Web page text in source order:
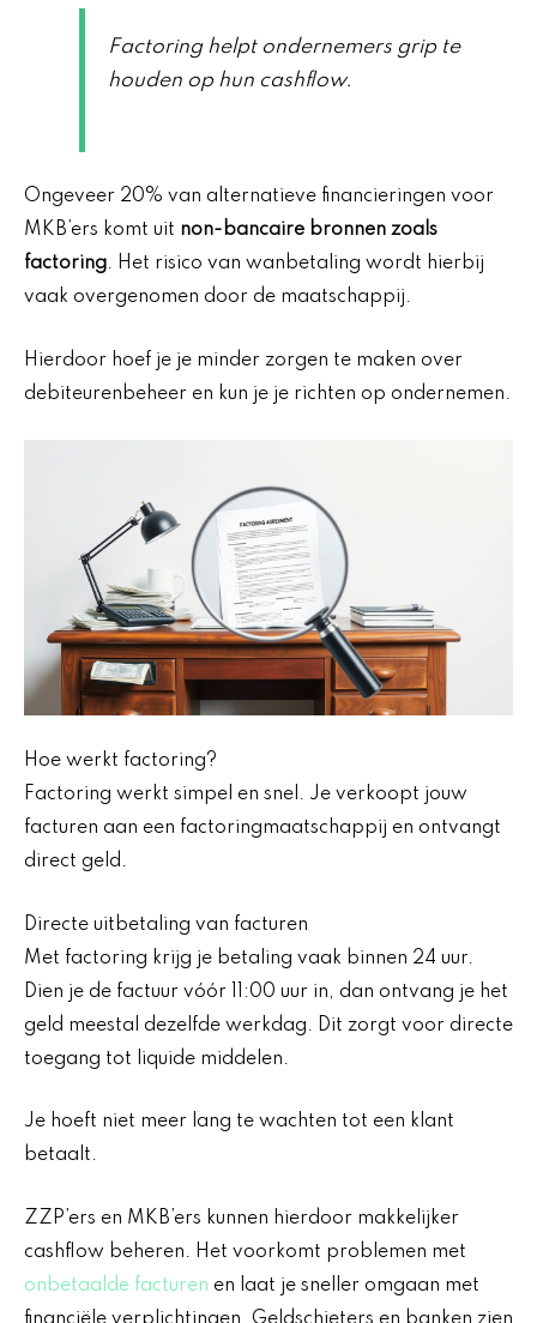
Factoring helpt ondernemers grip te
houden op hun cashflow.
Ongeveer 20% van alternatieve financieringen voor
MKB’ers komt uit non-bancaire bronnen zoals
factoring. Het risico van wanbetaling wordt hierbij
vaak overgenomen door de maatschappij.
Hierdoor hoef je je minder zorgen te maken over
debiteurenbeheer en kun je je richten op ondernemen.
Hoe werkt factoring?
Factoring werkt simpel en snel. Je verkoopt jouw
facturen aan een factoringmaatschappij en ontvangt
direct geld.
Directe uitbetaling van facturen
Met factoring krijg je betaling vaak binnen 24 uur.
Dien je de factuur vóór 11:00 uur in, dan ontvang je het
geld meestal dezelfde werkdag. Dit zorgt voor directe
toegang tot liquide middelen.
Je hoeft niet meer lang te wachten tot een klant
betaalt.
ZZP’ers en MKB’ers kunnen hierdoor makkelijker
cashflow beheren. Het voorkomt problemen met
onbetaalde facturen en laat je sneller omgaan met
financiële verplichtingen. Geldschieters en banken zien